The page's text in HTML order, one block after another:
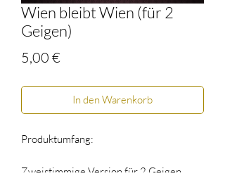
Wien bleibt Wien (für 2
Geigen)
5,00 €
In den Warenkorb
Produktumfang:
Zweistimmige Version für 2 Geigen